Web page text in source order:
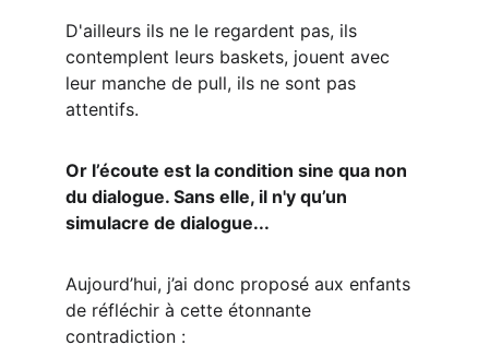
D'ailleurs ils ne le regardent pas, ils
contemplent leurs baskets, jouent avec
leur manche de pull, ils ne sont pas
attentifs.
Or l’écoute est la condition sine qua non
du dialogue. Sans elle, il n'y qu’un
simulacre de dialogue...
Aujourd’hui, j’ai donc proposé aux enfants
de réfléchir à cette étonnante
contradiction :